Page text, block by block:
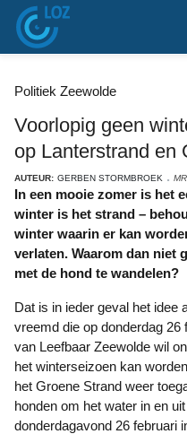
Politiek Zeewolde
Voorlopig geen
op Lanterstrand en
AUTEUR: GERBEN STORMBROEK
In een mooie zomer is het een plek voor vertier, maar in de
winter is het strand –
winter waarin er kan
verlaten. Waarom dan niet
met de hond te wandelen?
Dat is in ieder geval het idee achter een zogeheten motie
vreemd die op donderdag 26
van Leefbaar Zeewolde wil
het winterseizoen kan
het Groene Strand weer
honden om het water in en
donderdagavond 26 februari